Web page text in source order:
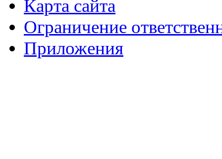
Карта сайта
Ограничение
Приложения